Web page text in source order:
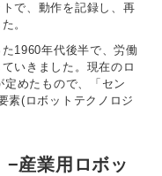
で、動作を記録し、再
。
1960年代後半で、労働
いきました。現在のロ
めたもので、「セン
素(ロボットテクノロジ
産業用ロボッ